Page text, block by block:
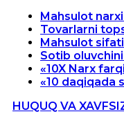
Mahsulot
Tovarlarni
Mahsulot
Sotib
«10X Narx
«10 daqiqada
HUQUQ VA